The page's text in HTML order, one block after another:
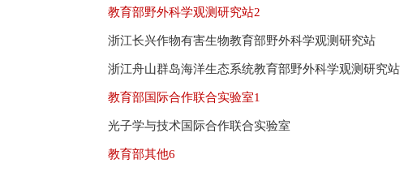
教育部野外科学观测研究站2
浙江长兴作物有害生物教育部野外科学观测研究站
浙江舟山群岛海洋生态系统教育部野外科学观测研究站
教育部国际合作联合实验室1
光子学与技术国际合作联合实验室
教育部其他6